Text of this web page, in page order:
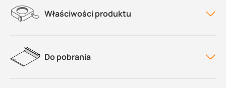
Właściwości produktu
Do pobrania